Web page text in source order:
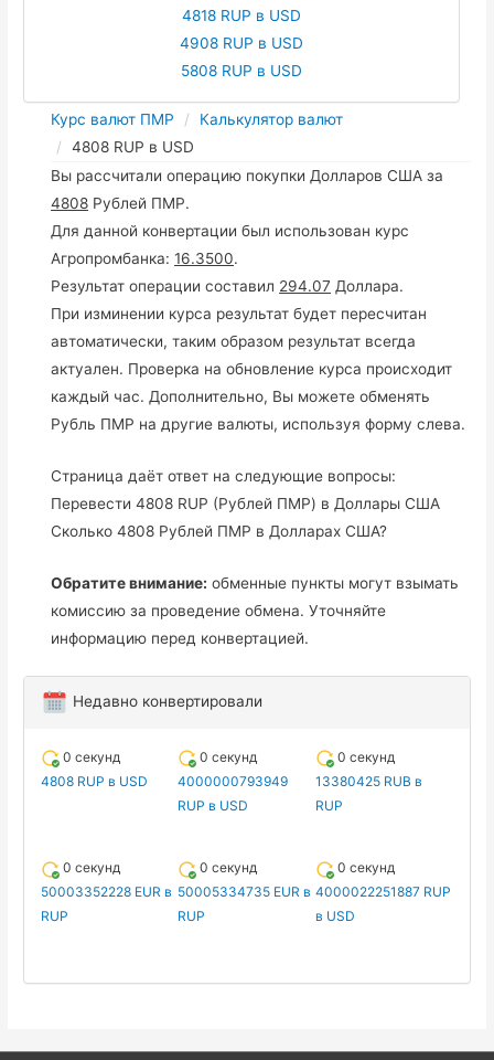
4818 RUP в USD
4908 RUP в USD
5808 RUP в USD
Курс валют ПМР
Калькулятор валют
4808 RUP в USD
Вы рассчитали операцию покупки Долларов США за
4808 Рублей ПМР.
Для данной конвертации был использован курс
Агропромбанка:16.3500.
Результат операции составил 294.07 Доллара.
При изминении курса результат будет пересчитан
автоматически, таким образом результат всегда
актуален. Проверка на обновление курса происходит
каждый час. Дополнительно, Вы можете обменять
Рубль ПМР на другие валюты, используя форму слева.
Страница даёт ответ на следующие вопросы:
Перевести 4808 RUP (Рублей ПМР) в Доллары США
Сколько 4808 Рублей ПМР в Долларах США?
Обратите внимание: обменные пункты могут взымать
комиссию за проведение обмена. Уточняйте
информацию перед конвертацией.
Недавно конвертировали
0 секунд
4808 RUP в USD
0 секунд
4000000793949
RUP в USD
0 секунд
13380425 RUB в
RUP
0 секунд
50003352228 EUR в
RUP
0 секунд
50005334735 EUR в
RUP
0 секунд
4000022251887 RUP
в USD